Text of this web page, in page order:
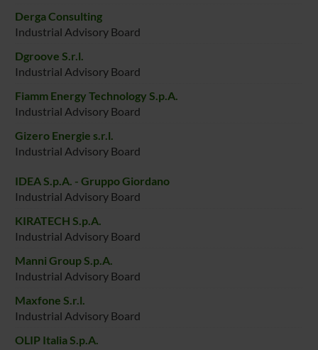
Derga Consulting
Industrial Advisory Board
Dgroove S.r.l.
Industrial Advisory Board
Fiamm Energy Technology S.p.A.
Industrial Advisory Board
Gizero Energie s.r.l.
Industrial Advisory Board
IDEA S.p.A. - Gruppo Giordano
Industrial Advisory Board
KIRATECH S.p.A.
Industrial Advisory Board
Manni Group S.p.A.
Industrial Advisory Board
Maxfone S.r.l.
Industrial Advisory Board
OLIP Italia S.p.A.